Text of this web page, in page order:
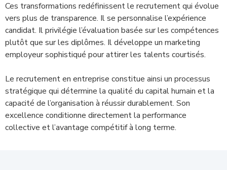
Ces transformations redéfinissent le recrutement qui évolue
vers plus de transparence. Il se personnalise l’expérience
candidat. Il privilégie l’évaluation basée sur les compétences
plutôt que sur les diplômes. Il développe un marketing
employeur sophistiqué pour attirer les talents courtisés.
Le recrutement en entreprise constitue ainsi un processus
stratégique qui détermine la qualité du capital humain et la
capacité de l’organisation à réussir durablement. Son
excellence conditionne directement la performance
collective et l’avantage compétitif à long terme.